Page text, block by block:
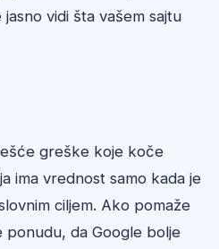
vidi šta vašem sajtu
greške koje koče
ima vrednost samo kada je
ciljem. Ako pomaže
ponudu, da Google bolje